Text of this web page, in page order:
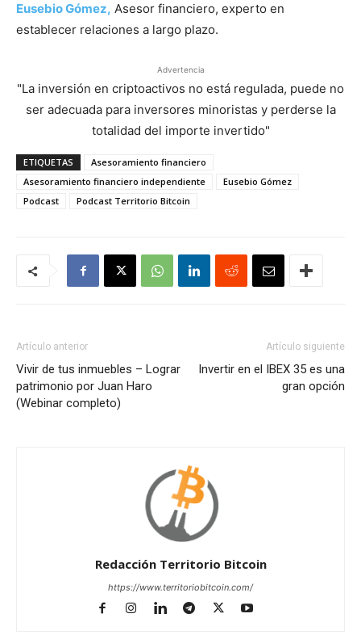
Eusebio Gómez, Asesor financiero, experto en
establecer relaciones a largo plazo.
Advertencia
"La inversión en criptoactivos no está regulada, puede no
ser adecuada para inversores minoristas y perderse la
totalidad del importe invertido"
ETIQUETAS
Asesoramiento financiero
Asesoramiento financiero independiente
Eusebio Gómez
Podcast
Podcast Territorio Bitcoin
Artículo anterior
Vivir de tus inmuebles – Lograr
patrimonio por Juan Haro
(Webinar completo)
Artículo siguiente
Invertir en el IBEX 35 es una
gran opción
Redacción Territorio Bitcoin
https://www.territoriobitcoin.com/